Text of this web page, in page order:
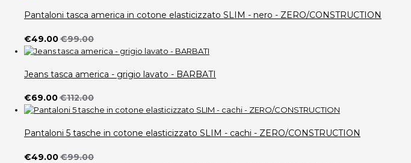
Pantaloni tasca america in cotone elasticizzato SLIM - nero - ZERO/CONSTRUCTION
€49.00€99.00
Jeans tasca america - grigio lavato - BARBATI
€69.00€112.00
Pantaloni 5 tasche in cotone elasticizzato SLIM - cachi - ZERO/CONSTRUCTION
€49.00€99.00